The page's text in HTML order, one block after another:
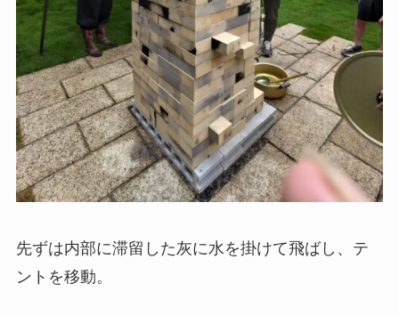
先ずは内部に滞留した灰に水を掛けて飛ばし、テ
ントを移動。